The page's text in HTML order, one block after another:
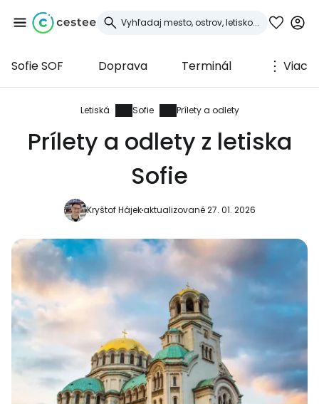
Sofie SOF Doprava Terminál Viac
Letiská Sofie Prílety a odlety
Prílety a odlety z letiska
Sofie
Kryštof Hájekaktualizované 27. 01. 2026
Prihláste sa do
služby Cestee
... celosvetovej komunity cestovateľov
Pokračovať na Facebooku
Pokračovať s e-mailom